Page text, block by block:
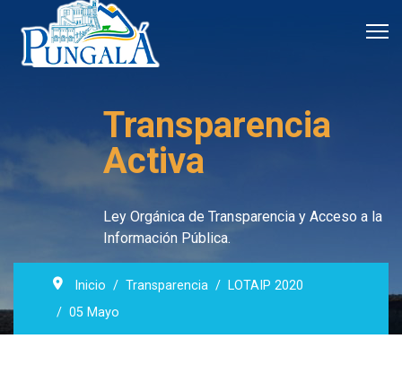
Transparencia
Activa
Ley Orgánica de Transparencia y Acceso a la
Información Pública.
Inicio Transparencia
LOTAIP 2020
05 Mayo